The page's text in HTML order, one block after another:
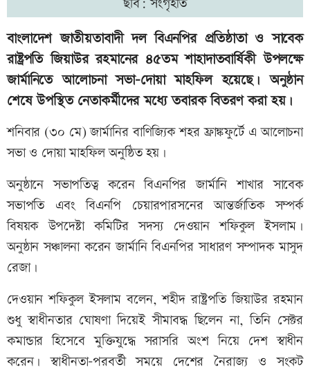
বাংলাদেশ জাতীয়তাবাদী দল বিএনপির প্রতিষ্ঠাতা ও সাবেক
রাষ্ট্রপতি জিয়াউর রহমানের ৪৫তম শাহাদাতবার্ষিকী উপলক্ষে
জার্মানিতে আলোচনা সভা-দোয়া মাহফিল হয়েছে। অনুষ্ঠান
শেষে উপস্থিত নেতাকর্মীদের মধ্যে তবারক বিতরণ করা হয়।
শনিবার (৩০ মে) জার্মানির বাণিজ্যিক শহর ফ্রাঙ্কফুর্টে এ আলোচনা
সভা ও দোয়া মাহফিল অনুষ্ঠিত হয়।
অনুষ্ঠানে সভাপতিত্ব করেন বিএনপির জার্মানি শাখার সাবেক
সভাপতি এবং বিএনপি চেয়ারপারসনের আন্তর্জাতিক সম্পর্ক
বিষয়ক উপদেষ্টা কমিটির সদস্য দেওয়ান শফিকুল ইসলাম।
অনুষ্ঠান সঞ্চালনা করেন জার্মানি বিএনপির সাধারণ সম্পাদক মাসুদ
রেজা।
দেওয়ান শফিকুল ইসলাম বলেন, শহীদ রাষ্ট্রপতি জিয়াউর রহমান
শুধু স্বাধীনতার ঘোষণা দিয়েই সীমাবদ্ধ ছিলেন না, তিনি সেক্টর
কমান্ডার হিসেবে মুক্তিযুদ্ধে সরাসরি অংশ নিয়ে দেশ স্বাধীন
করেন। স্বাধীনতা-পরবর্তী সময়ে দেশের নৈরাজ্য ও সংকট